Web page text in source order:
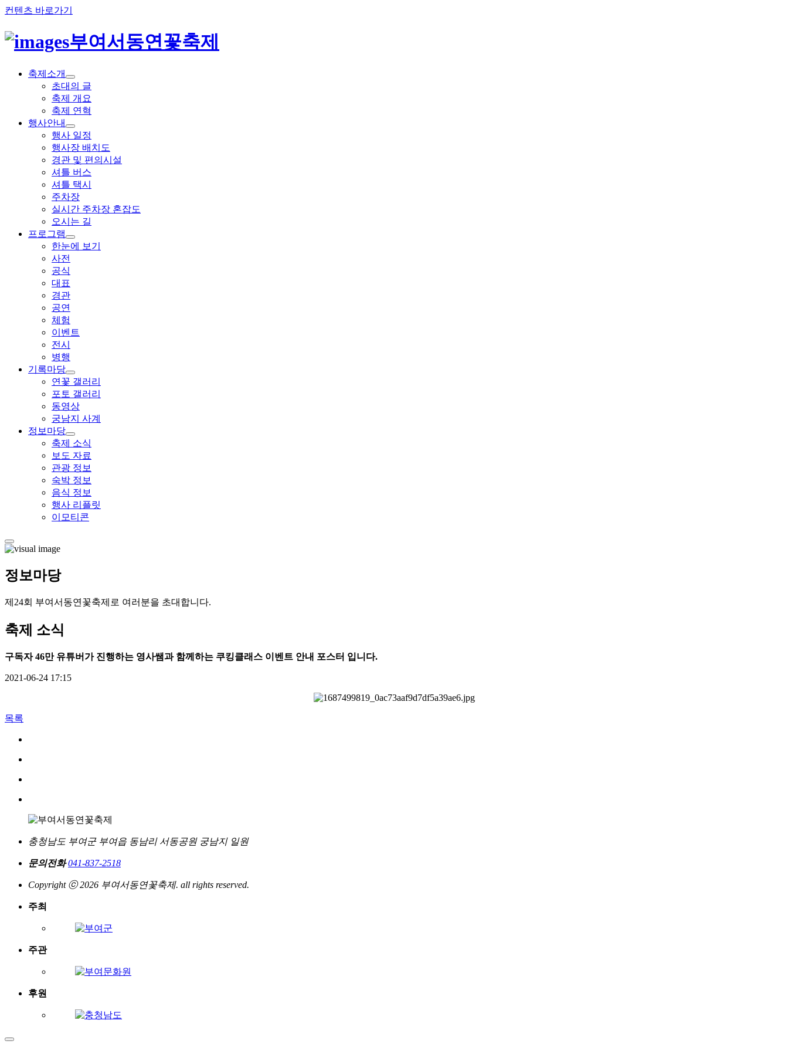
컨텐츠 바로가기
부여서동연꽃축제
축제소개
초대의 글
축제 개요
축제 연혁
행사안내
행사 일정
행사장 배치도
경관 및 편의시설
셔틀 버스
셔틀 택시
주차장
실시간 주차장 혼잡도
오시는 길
프로그램
한눈에 보기
사전
공식
대표
경관
공연
체험
이벤트
전시
병행
기록마당
연꽃 갤러리
포토 갤러리
동영상
궁남지 사계
정보마당
축제 소식
보도 자료
관광 정보
숙박 정보
음식 정보
행사 리플릿
이모티콘
정보마당
제24회 부여서동연꽃축제로 여러분을 초대합니다.
축제 소식
구독자 46만 유튜버가 진행하는 영사쌤과 함께하는 쿠킹클래스 이벤트 안내 포스터 입니다.
2021-06-24 17:15
목록
충청남도 부여군 부여읍 동남리 서동공원 궁남지 일원
문의전화 041-837-2518
Copyright ⓒ 2026 부여서동연꽃축제. all rights reserved.
주최
주관
후원